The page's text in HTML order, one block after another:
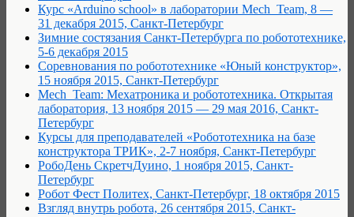
Курс «Arduino school» в лаборатории Mech_Team, 8 —
31 декабря 2015, Санкт-Петербург
Зимние состязания Санкт-Петербурга по робототехнике,
5-6 декабря 2015
Соревнования по робототехнике «Юный конструктор»,
15 ноября 2015, Санкт-Петербург
Mech_Team: Мехатроника и робототехника. Открытая
лаборатория, 13 ноября 2015 — 29 мая 2016, Санкт-
Петербург
Курсы для преподавателей «Робототехника на базе
конструктора ТРИК», 2-7 ноября, Санкт-Петербург
РобоДень СкретчДуино, 1 ноября 2015, Санкт-
Петербург
Робот Фест Политех, Санкт-Петербург, 18 октября 2015
Взгляд внутрь робота, 26 сентября 2015, Санкт-